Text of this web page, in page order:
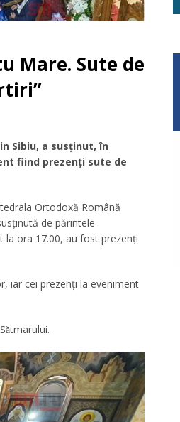
Mare. Sute de
Sibiu, a susținut, în
fiind prezenți sute de
Ortodoxă Română
de părintele
la ora 17.00, au fost prezenți
iar cei prezenți la eveniment